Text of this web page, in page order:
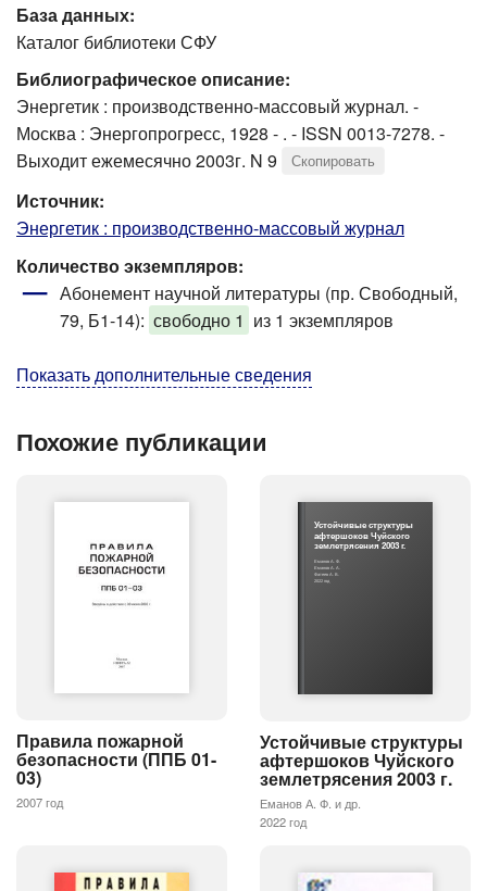
База данных:
Каталог библиотеки СФУ
Библиографическое описание:
Энергетик : производственно-массовый журнал. -
Москва : Энергопрогресс, 1928 - . - ISSN 0013-7278. -
Выходит ежемесячно 2003г. N 9
Скопировать
Источник:
Энергетик : производственно-массовый журнал
Количество экземпляров:
Абонемент научной литературы (пр. Свободный,
79, Б1-14): свободно 1 из 1 экземпляров
Показать дополнительные сведения
Похожие публикации
Правила пожарной
безопасности (ППБ 01-
03)
2007 год
Устойчивые структуры
афтершоков Чуйского
землетрясения 2003 г.
Еманов А. Ф.
Еманов А. А.
Фатеев А. В.
2022 год
Устойчивые структуры
афтершоков Чуйского
землетрясения 2003 г.
Еманов А. Ф. и др.
2022 год